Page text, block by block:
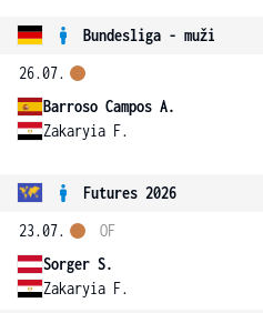
Bundesliga - muži
26.07.
Barroso Campos A.
Zakaryia F.
Futures 2026
23.07.
Sorger S.
Zakaryia F.
OF